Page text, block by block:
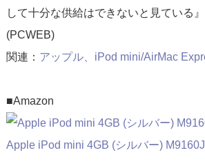
して十分な供給はできないと見ている
(PCWEB)
関連： アップル、iPod mini/AirMac
■Amazon
Apple iPod mini 4GB (シルバー)